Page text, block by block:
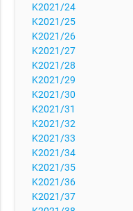
K2021/24
K2021/25
K2021/26
K2021/27
K2021/28
K2021/29
K2021/30
K2021/31
K2021/32
K2021/33
K2021/34
K2021/35
K2021/36
K2021/37